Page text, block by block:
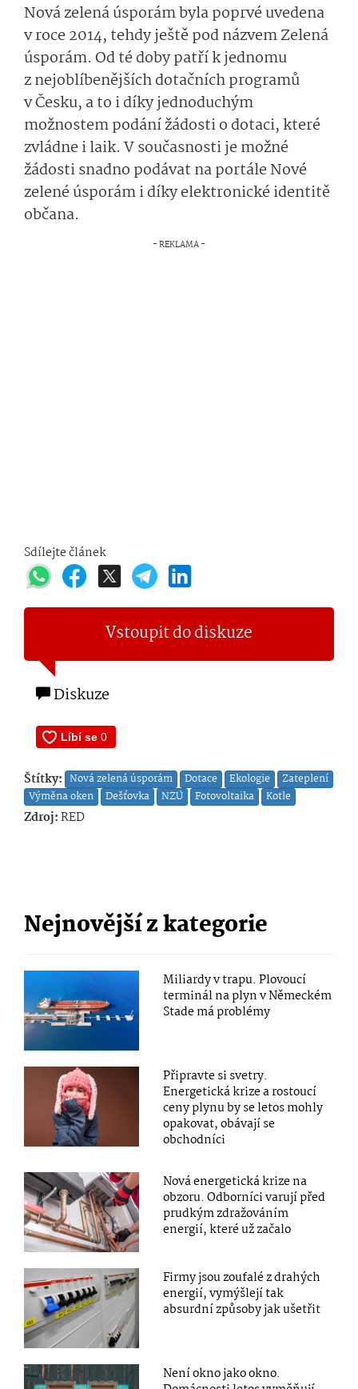
Nová zelená úsporám byla poprvé uvedena
v roce 2014, tehdy ještě pod názvem Zelená
úsporám. Od té doby patří k jednomu
z nejoblíbenějších dotačních programů
v Česku, a to i díky jednoduchým
možnostem podání žádosti o dotaci, které
zvládne i laik. V současnosti je možné
žádosti snadno podávat na portále Nové
zelené úsporám i díky elektronické identitě
občana.
Sdílejte článek
Vstoupit do diskuze
Diskuze
Štítky: Nová zelená úsporám Dotace Ekologie
Zateplení
Výměna oken
Dešťovka NZÚ Fotovoltaika Kotle
Zdroj:RED
Nejnovější z kategorie
Miliardy v trapu. Plovoucí
terminál na plyn v Německém
Stade má problémy
Připravte si svetry.
Energetická krize a rostoucí
ceny plynu by se letos mohly
opakovat, obávají se
obchodníci
Nová energetická krize na
obzoru. Odborníci varují před
prudkým zdražováním
energií, které už začalo
Firmy jsou zoufalé z drahých
energií, vymýšlejí tak
absurdní způsoby jak ušetřit
Není okno jako okno.